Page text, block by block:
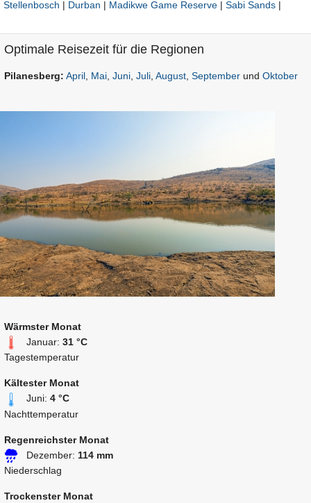
Stellenbosch | Durban | Madikwe Game Reserve | Sabi Sands |
Optimale Reisezeit für die Regionen
Pilanesberg: April Mai Juni Juli August September und Oktober
Wärmster Monat
Januar: 31 °C
Tagestemperatur
Kältester Monat
Juni: 4 °C
Nachttemperatur
Regenreichster Monat
Dezember: 114 mm
Niederschlag
Trockenster Monat